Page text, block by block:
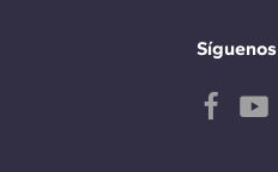
Síguenos